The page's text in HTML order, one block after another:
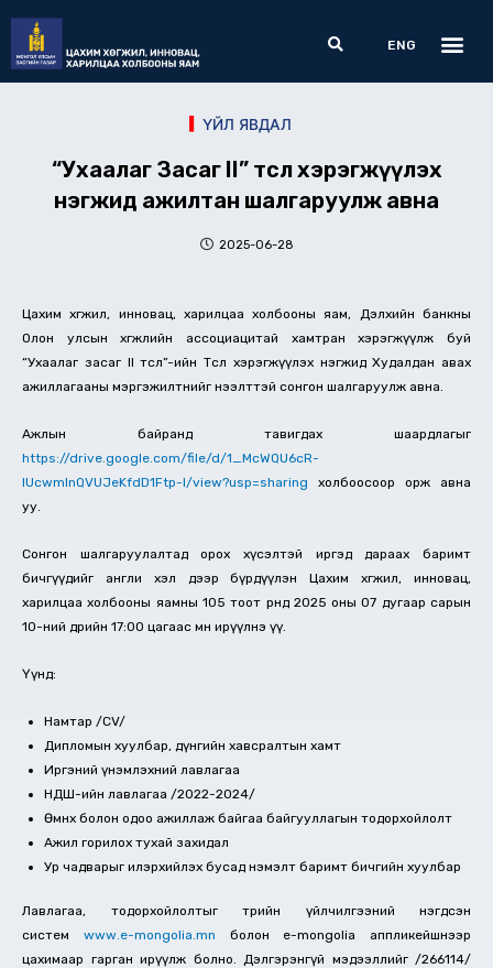
content
Search
ENG
ҮЙЛ ЯВДАЛ
“Ухаалаг Засаг II” төсөл хэрэгжүүлэх
нэгжид ажилтан шалгаруулж авна
2025-06-28
Цахим хөгжил, инновац, харилцаа холбооны яам, Дэлхийн банкны
Олон улсын хөгжлийн ассоциацитай хамтран хэрэгжүүлж буй
“Ухаалаг засаг II төсөл”-ийн Төсөл хэрэгжүүлэх нэгжид Худалдан авах
ажиллагааны мэргэжилтнийг нээлттэй сонгон шалгаруулж авна.
Ажлын байранд тавигдах шаардлагыг
https://drive.google.com/file/d/1_McWQU6cR-
IUcwmlnQVUJeKfdD1Ftp-I/view?usp=sharing холбоосоор орж авна
уу.
Сонгон шалгаруулалтад орох хүсэлтэй иргэд дараах баримт
бичгүүдийг англи хэл дээр бүрдүүлэн Цахим хөгжил, инновац,
харилцаа холбооны яамны 105 тоот өрөөнд 2025 оны 07 дугаар сарын
10-ний өдрийн 17:00 цагаас өмнө ирүүлнэ үү.
Үүнд:
Намтар /CV/
Дипломын хуулбар, дүнгийн хавсралтын хамт
Иргэний үнэмлэхний лавлагаа
НДШ-ийн лавлагаа /2022-2024/
Өмнөх болон одоо ажиллаж байгаа байгууллагын тодорхойлолт
Ажил горилох тухай захидал
Ур чадварыг илэрхийлэх бусад нэмэлт баримт бичгийн хуулбар
Лавлагаа, тодорхойлолтыг төрийн үйлчилгээний нэгдсэн
систем www.e-mongolia.mn болон e-mongolia аппликейшнээр
цахимаар гарган ирүүлж болно. Дэлгэрэнгүй мэдээллийг /266114/